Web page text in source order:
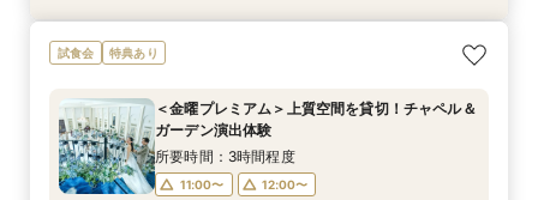
8/20(木)
2名様～少人数プラン【送迎付きで安心】一組貸
切でおススメ♪
12:00〜
13:00〜
15:00〜
17:00〜
18:00〜
8/20(木)
【遠方の方◎オンライン相談会】スマホで簡単！
豪華5大特典付き
12:00〜
13:00〜
15:00〜
17:00〜
18:00〜
試食会 特典あり
＜金曜プレミアム＞上質空間を貸切！チャペル＆
ガーデン演出体験
所要時間：3時間程度
11:00〜
12:00〜